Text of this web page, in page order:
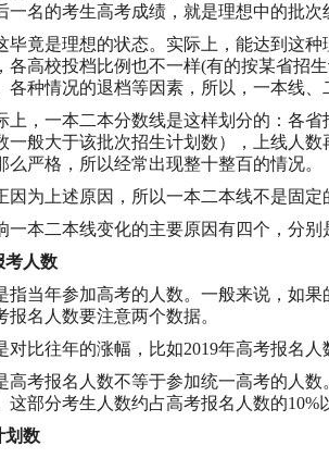
一名的考生高考成绩，就是理想中的批次
毕竟是理想的状态。实际上，能达到这
各高校投档比例也不一样(有的按某省招
各种情况的退档等因素，所以，一本线、
上，一本二本分数线是这样划分的：各
一般大于该批次招生计划数），上线人
么严格，所以经常出现整十整百的情况。
因为上述原因，所以一本二本线不是固定
一本二本线变化的主要原因有四个，分
考人数
指当年参加高考的人数。一般来说，如
报名人数要注意两个数据。
对比往年的涨幅，比如2019年高考报名人
高考报名人数不等于参加统一高考的人
这部分考生人数约占高考报名人数的10%
划数